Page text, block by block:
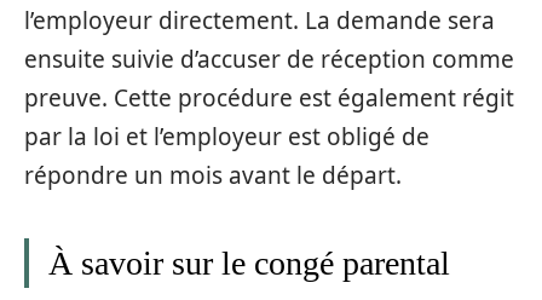
l’employeur directement. La demande sera
ensuite suivie d’accuser de réception comme
preuve. Cette procédure est également régit
par la loi et l’employeur est obligé de
répondre un mois avant le départ.
À savoir sur le congé parental